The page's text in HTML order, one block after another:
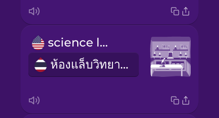
science lab
ห้องแล็บวิทยาศาสตร์